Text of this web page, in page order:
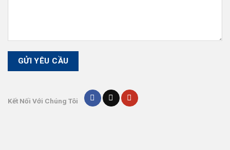
Kết Nối Với Chúng Tôi